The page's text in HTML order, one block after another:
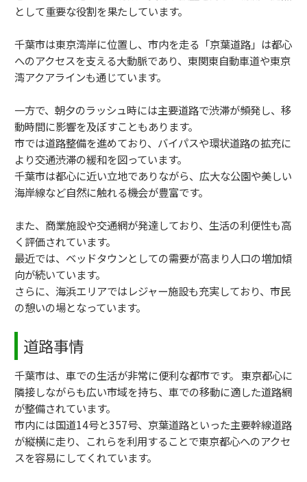
として重要な役割を果たしています。
千葉市は東京湾岸に位置し、市内を走る「京葉道路」は都心
へのアクセスを支える大動脈であり、東関東自動車道や東京
湾アクアラインも通じています。
一方で、朝夕のラッシュ時には主要道路で渋滞が頻発し、移
動時間に影響を及ぼすこともあります。
市では道路整備を進めており、バイパスや環状道路の拡充に
より交通渋滞の緩和を図っています。
千葉市は都心に近い立地でありながら、広大な公園や美しい
海岸線など自然に触れる機会が豊富です。
また、商業施設や交通網が発達しており、生活の利便性も高
く評価されています。
最近では、ベッドタウンとしての需要が高まり人口の増加傾
向が続いています。
さらに、海浜エリアではレジャー施設も充実しており、市民
の憩いの場となっています。
道路事情
千葉市は、車での生活が非常に便利な都市です。 東京都心に
隣接しながらも広い市域を持ち、車での移動に適した道路網
が整備されています。
市内には国道14号と357号、京葉道路といった主要幹線道路
が縦横に走り、これらを利用することで東京都心へのアクセ
スを容易にしてくれています。